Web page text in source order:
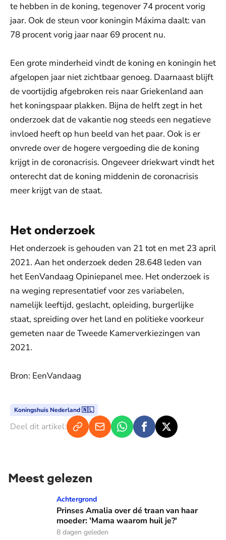
te hebben in de koning, tegenover 74 procent vorig
jaar. Ook de steun voor koningin Máxima daalt: van
78 procent vorig jaar naar 69 procent nu.
Een grote minderheid vindt de koning en koningin het
afgelopen jaar niet zichtbaar genoeg. Daarnaast blijft
de voortijdig afgebroken reis naar Griekenland aan
het koningspaar plakken. Bijna de helft zegt in het
onderzoek dat de vakantie nog steeds een negatieve
invloed heeft op hun beeld van het paar. Ook is er
onvrede over de hogere vergoeding die de koning
krijgt in de coronacrisis. Ongeveer driekwart vindt het
onterecht dat de koning middenin de coronacrisis
meer krijgt van de staat.
Het onderzoek
Het onderzoek is gehouden van 21 tot en met 23 april
2021. Aan het onderzoek deden 28.648 leden van
het EenVandaag Opiniepanel mee. Het onderzoek is
na weging representatief voor zes variabelen,
namelijk leeftijd, geslacht, opleiding, burgerlijke
staat, spreiding over het land en politieke voorkeur
gemeten naar de Tweede Kamerverkiezingen van
2021.
Bron: EenVandaag
Koningshuis Nederland 🇳🇱
Deel dit artikel:
Meest gelezen
Prinses Amalia over dé traan van haar moeder: 'Mama
Achtergrond
Prinses Amalia over dé traan van haar
moeder: 'Mama waarom huil je?'
8 dagen geleden